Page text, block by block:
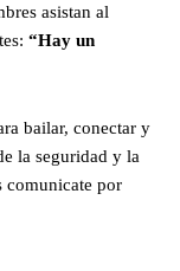
asistan al
“Hay un
bailar, conectar y
la seguridad y la
comunicate por